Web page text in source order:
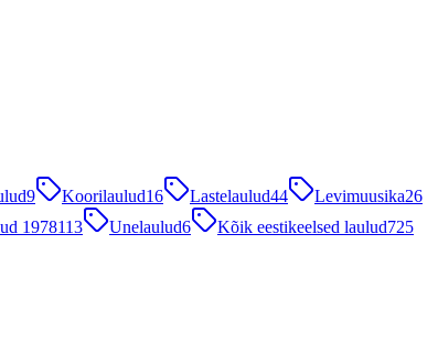
9 Koorilaulud16 Lastelaulud44 Levimuusika26
1978113 Unelaulud6 Kõik eestikeelsed laulud725